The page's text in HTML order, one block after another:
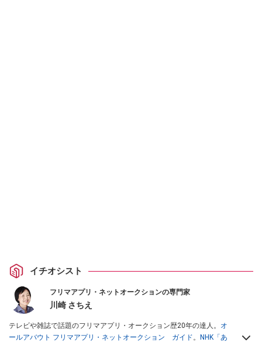
イチオシスト
フリマアプリ・ネットオークションの専門家
川崎 さちえ
テレビや雑誌で話題のフリマアプリ・オークション歴20年の達人。 オ
ールアバウト フリマアプリ・ネットオークション ガイド。
NHK「あ